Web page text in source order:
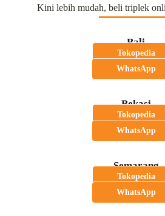
Kini lebih mudah, beli triplek
Bali
Tokopedia
WhatsApp
Bekasi
Tokopedia
WhatsApp
Semarang
Tokopedia
WhatsApp